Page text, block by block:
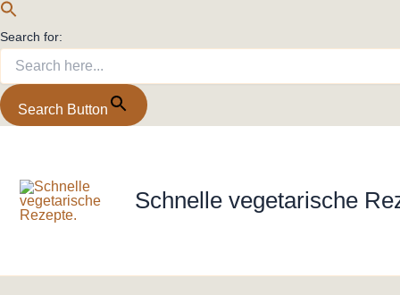
Search for:
Search Button
springen
Schnelle vegetarische